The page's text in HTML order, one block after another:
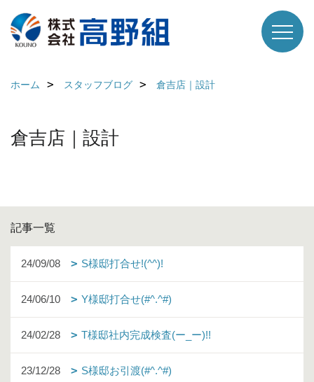
ホーム スタッフブログ 倉吉店｜設計
倉吉店｜設計
記事一覧
24/09/08 S様邸打合せ!(^^)!
24/06/10 Y様邸打合せ(#^.^#)
24/02/28 T様邸社内完成検査(ー_ー)!!
23/12/28 S様邸お引渡(#^.^#)